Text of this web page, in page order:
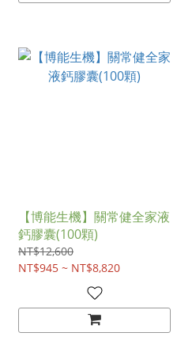
【博能生機】關常健全家液
鈣膠囊(100顆)
NT$12,600
NT$945 ~ NT$8,820